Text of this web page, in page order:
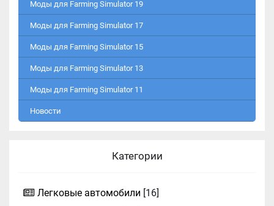
Моды для Farming Simulator 19
Моды для Farming Simulator 17
Моды для Farming Simulator 15
Моды для Farming Simulator 13
Моды для Farming Simulator 11
Новости
Категории
Легковые автомобили [16]